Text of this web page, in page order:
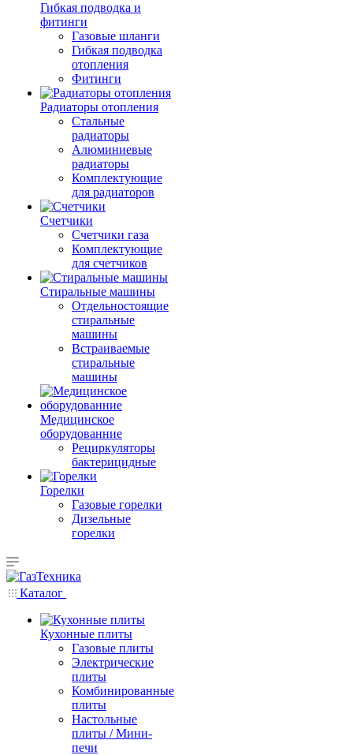
Гибкая подводка и
фитинги
Газовые шланги
Гибкая подводка
отопления
Фитинги
Радиаторы отопления
Стальные
радиаторы
Алюминиевые
радиаторы
Комплектующие
для радиаторов
Счетчики
Счетчики газа
Комплектующие
для счетчиков
Стиральные машины
Отдельностоящие
стиральные
машины
Встраиваемые
стиральные
машины
Медицинское
оборудованние
Рециркуляторы
бактерицидные
Горелки
Газовые горелки
Дизельные
горелки
Каталог
Кухонные плиты
Газовые плиты
Электрические
плиты
Комбинированные
плиты
Настольные
плиты / Мини-
печи